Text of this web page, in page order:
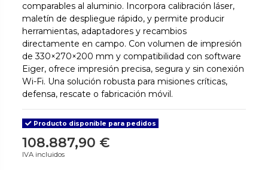
comparables al aluminio. Incorpora calibración láser,
maletín de despliegue rápido, y permite producir
herramientas, adaptadores y recambios
directamente en campo. Con volumen de impresión
de 330×270×200 mm y compatibilidad con software
Eiger, ofrece impresión precisa, segura y sin conexión
Wi-Fi. Una solución robusta para misiones críticas,
defensa, rescate o fabricación móvil.
Producto disponible para pedidos
108.887,90 €
IVA incluidos